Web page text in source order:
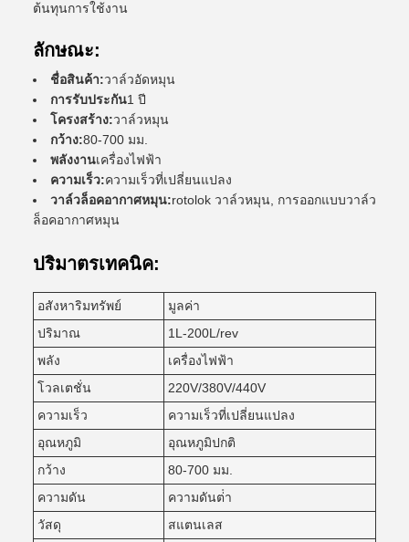
ต้นทุนการใช้งาน
ลักษณะ:
ชื่อสินค้า:วาล์วอัดหมุน
การรับประกัน1 ปี
โครงสร้าง:วาล์วหมุน
กว้าง:80-700 มม.
พลังงานเครื่องไฟฟ้า
ความเร็ว:ความเร็วที่เปลี่ยนแปลง
วาล์วล็อคอากาศหมุน:rotolok วาล์วหมุน, การออกแบบวาล์ว
ล็อคอากาศหมุน
ปริมาตรเทคนิค:
อสังหาริมทรัพย์
มูลค่า
ปริมาณ
1L-200L/rev
พลัง
เครื่องไฟฟ้า
โวลเตชั่น
220V/380V/440V
ความเร็ว
ความเร็วที่เปลี่ยนแปลง
อุณหภูมิ
อุณหภูมิปกติ
กว้าง
80-700 มม.
ความดัน
ความดันต่ํา
วัสดุ
สแตนเลส